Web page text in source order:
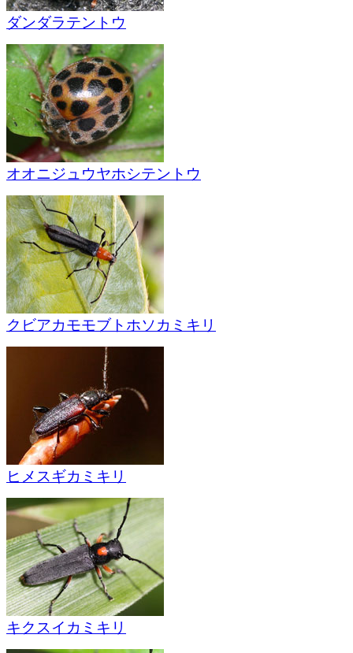
ダンダラテントウ
オオニジュウヤホシテントウ
クビアカモモブトホソカミキリ
ヒメスギカミキリ
キクスイカミキリ